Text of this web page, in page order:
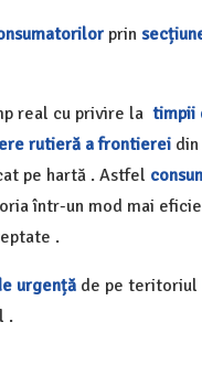
prin
real cu privire la timpii
rutieră a frontierei din
pe hartă . Astfel
într-un mod mai
.
urgență de pe teritoriul
.